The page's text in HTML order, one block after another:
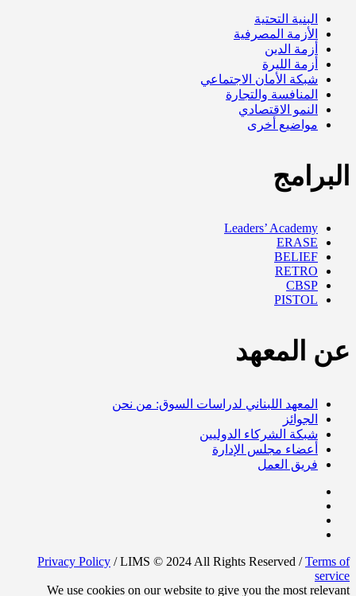
البنية التحتية
الأزمة المصرفية
أزمة الدين
أزمة الليرة
شبكة الأمان الاجتماعي
المنافسة والتجارة
النمو الاقتصادي
مواضيع أخرى
البرامج
Leaders’ Academy
ERASE
BELIEF
RETRO
CBSP
PISTOL
عن المعهد
المعهد اللبناني لدراسات السوق: من نحن
الجوائز
شبكة الشركاء الدوليين
أعضاء مجلس الإدارة
فريق العمل
Privacy Policy / LIMS © 2024 All Rights Reserved /Terms of
service
We use cookies on our website to give you the most relevant